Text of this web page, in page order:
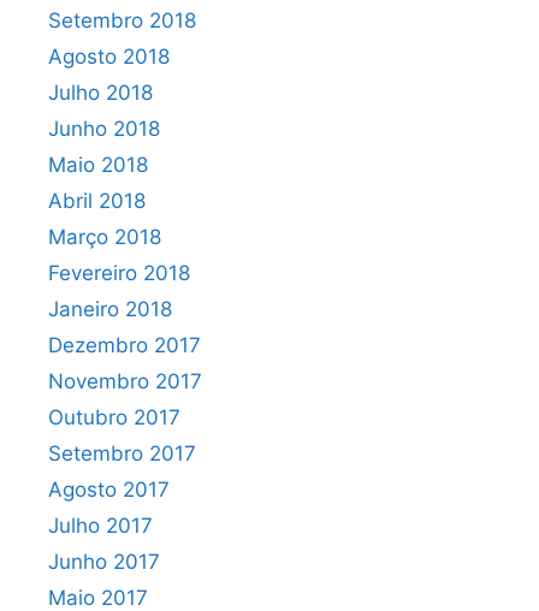
Setembro 2018
Agosto 2018
Julho 2018
Junho 2018
Maio 2018
Abril 2018
Março 2018
Fevereiro 2018
Janeiro 2018
Dezembro 2017
Novembro 2017
Outubro 2017
Setembro 2017
Agosto 2017
Julho 2017
Junho 2017
Maio 2017